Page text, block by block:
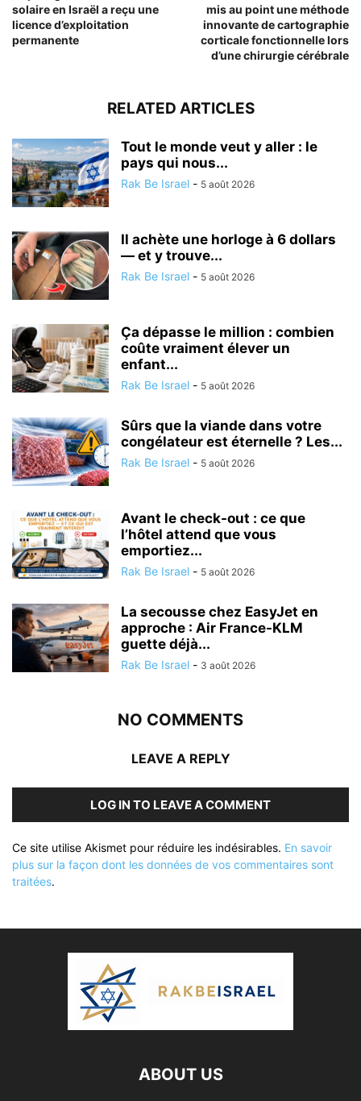
solaire en Israël a reçu une
licence d’exploitation
permanente
mis au point une méthode
innovante de cartographie
corticale fonctionnelle lors
d’une chirurgie cérébrale
RELATED ARTICLES
Tout le monde veut y aller : le
pays qui nous...
Rak Be Israel - 5 août 2026
Il achète une horloge à 6 dollars
— et y trouve...
Rak Be Israel - 5 août 2026
Ça dépasse le million : combien
coûte vraiment élever un
enfant...
Rak Be Israel - 5 août 2026
Sûrs que la viande dans votre
congélateur est éternelle ? Les...
Rak Be Israel - 5 août 2026
Avant le check-out : ce que
l’hôtel attend que vous
emportiez...
Rak Be Israel - 5 août 2026
La secousse chez EasyJet en
approche : Air France-KLM
guette déjà...
Rak Be Israel - 3 août 2026
NO COMMENTS
LEAVE A REPLY
LOG IN TO LEAVE A COMMENT
Ce site utilise Akismet pour réduire les indésirables. En savoir
plus sur la façon dont les données de vos commentaires sont
traitées.
ABOUT US